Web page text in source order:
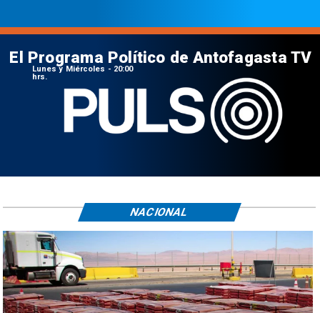
El Programa Político de Antofagasta TV
Lunes y Miércoles - 20:00
hrs.
NACIONAL